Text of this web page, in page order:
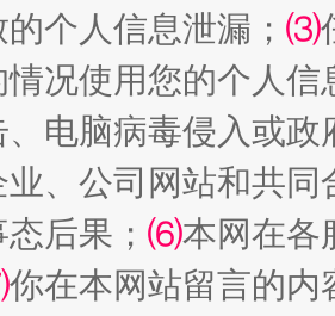
，一次搞定
个人信息泄漏； ⑶
况使用您的个人
电脑病毒侵入或
、公司网站和共
后果； ⑹本网在各
你在本网站留言的内